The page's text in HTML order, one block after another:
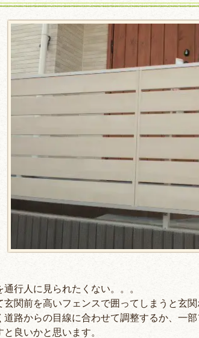
通行人に見られたくない。。。
玄関前を高いフェンスで囲ってしまうと玄
道路からの目線に合わせて調整するか、一
と良いかと思います。